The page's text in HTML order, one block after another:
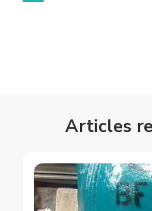
Articles